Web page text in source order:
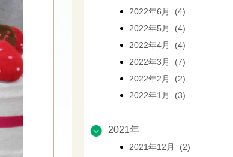
2022年6月 (4)
2022年5月 (4)
2022年4月 (4)
2022年3月 (7)
2022年2月 (2)
2022年1月 (3)
2021年
2021年12月 (2)